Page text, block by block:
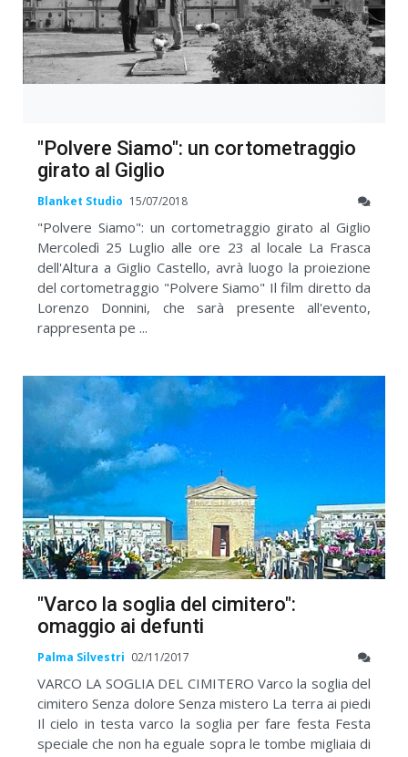
"Polvere Siamo": un cortometraggio
girato al Giglio
Blanket Studio 15/07/2018
"Polvere Siamo": un cortometraggio girato al Giglio
Mercoledì 25 Luglio alle ore 23 al locale La Frasca
dell'Altura a Giglio Castello, avrà luogo la proiezione
del cortometraggio "Polvere Siamo" Il film diretto da
Lorenzo Donnini, che sarà presente all'evento,
rappresenta pe ...
"Varco la soglia del cimitero":
omaggio ai defunti
Palma Silvestri 02/11/2017
VARCO LA SOGLIA DEL CIMITERO Varco la soglia del
cimitero Senza dolore Senza mistero La terra ai piedi
Il cielo in testa varco la soglia per fare festa Festa
speciale che non ha eguale sopra le tombe migliaia di